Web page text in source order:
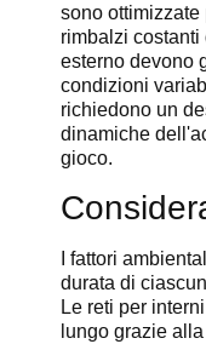
sono
rimbalzi
esterno devono
condizioni
richiedono un
dinamiche
gioco.
I fattori
durata di
Le reti per
lungo grazie